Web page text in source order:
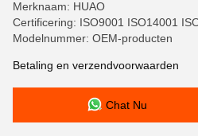
Merknaam: HUAO
Certificering: ISO9001 ISO14001
Modelnummer: OEM-producten
Betaling en verzendvoorwaarden
Chat Nu